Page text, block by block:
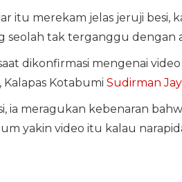
itu merekam jelas jeruji besi,
seolah tak terganggu dengan
dikonfirmasi mengenai
Kotabumi Sudirman
ia meragukan kebenaran
yakin video itu kalau